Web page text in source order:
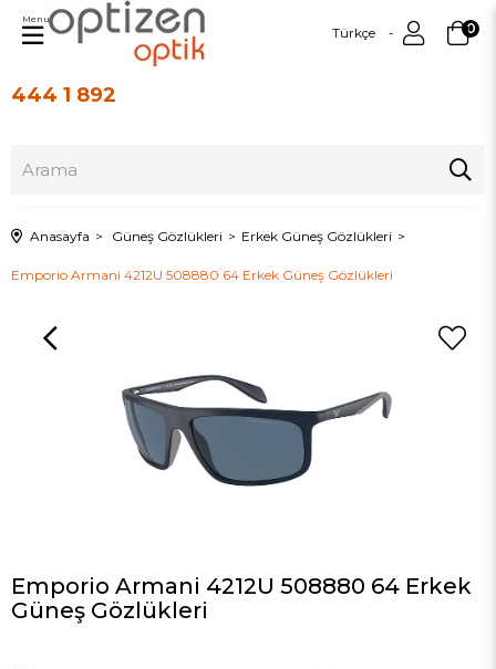
444 1 892
Türkçe 0
Menu
Anasayfa Güneş Gözlükleri Erkek Güneş Gözlükleri
Emporio Armani 4212U 508880 64 Erkek Güneş Gözlükleri
Emporio Armani 4212U 508880 64 Erkek
Güneş Gözlükleri